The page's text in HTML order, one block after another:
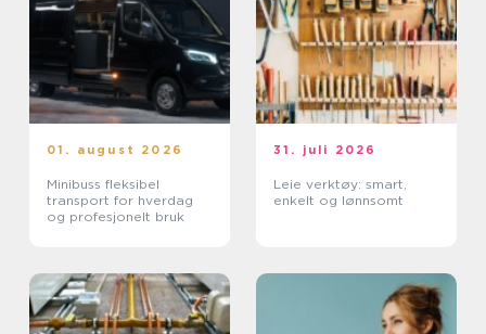
01. august 2026
Minibuss fleksibel
transport for hverdag
og profesjonelt bruk
31. juli 2026
Leie verktøy: smart,
enkelt og lønnsomt